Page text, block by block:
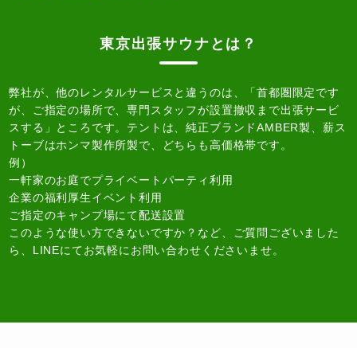
東京出張サウナとは？
弊社が、他のレンタルサービスと違うのは、「首都圏限定です
が、ご指定の場所で、専門スタッフが設置撤収まで出張サービ
スする」ところです。テントは、純正ブランドAMBER製、薪ス
トーブはホンマ製作所製で、どちらも高価格帯です。
例）
一軒家のお庭でプライベートパーティ利用
企業の福利厚生イベント利用
ご指定のキャンプ場にて配送設置
このような使い方できないですか？など、ご質問ございました
ら、LINEにてお気軽にお問い合わせくださいませ。